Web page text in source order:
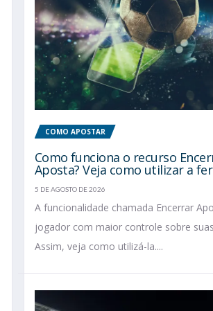
COMO APOSTAR
Como funciona o recurso
Aposta? Veja como utilizar a
5 DE AGOSTO DE 2026
A funcionalidade chamada Encerrar
jogador com maior controle sobre
Assim, veja como utilizá-la....